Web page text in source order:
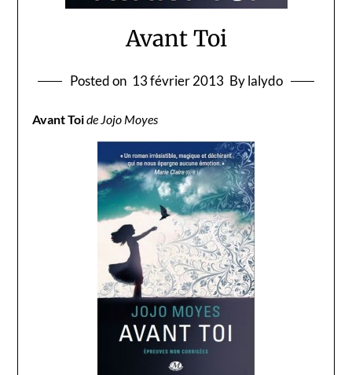
Avant Toi
Posted on 13 février 2013 By lalydo
Avant Toide Jojo Moyes